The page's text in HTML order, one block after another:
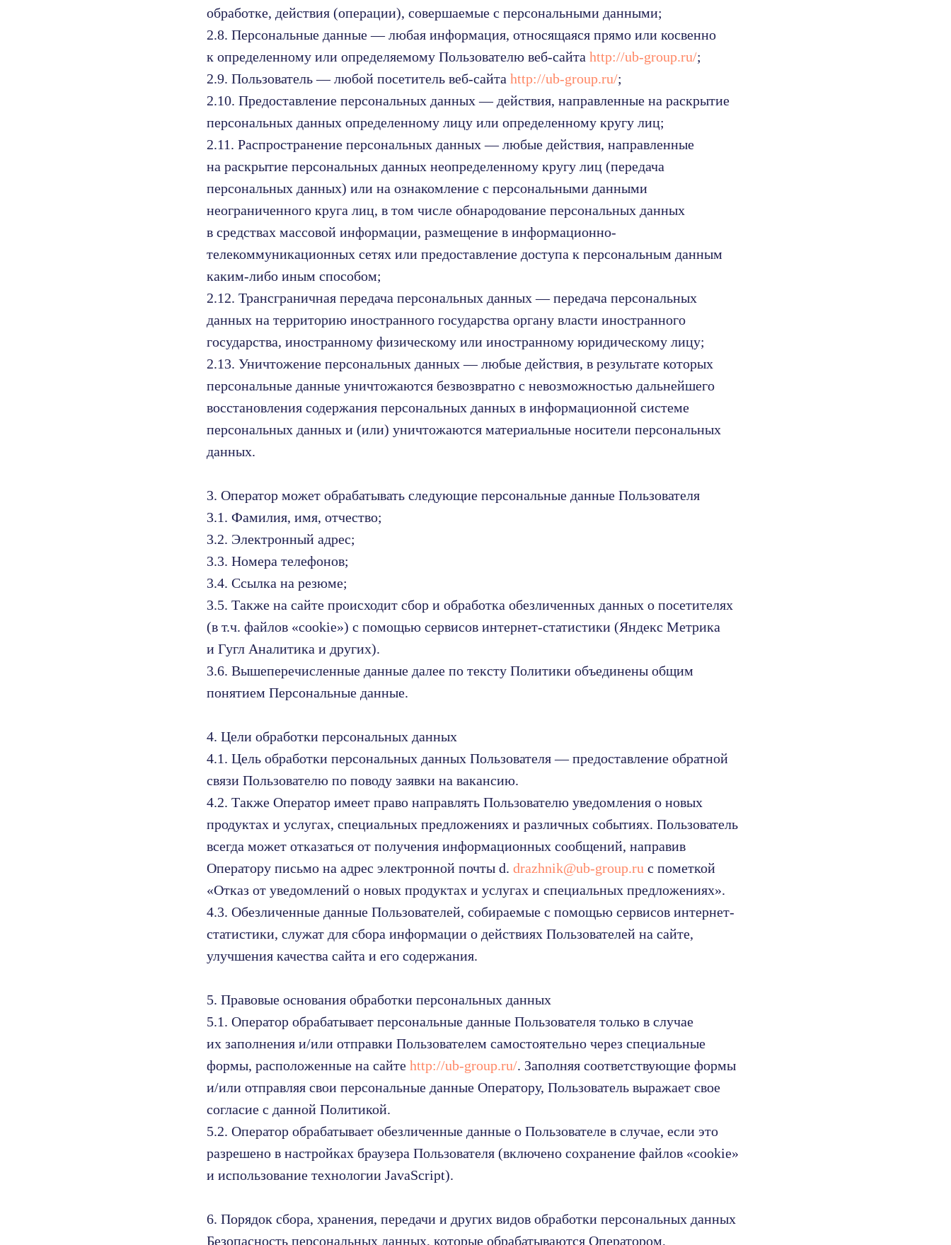
обработке, действия (операции), совершаемые с персональными данными;
2.8. Персональные данные — любая информация, относящаяся прямо или косвенно
к определенному или определяемому Пользователю веб-сайта http://ub-group.ru/;
2.9. Пользователь — любой посетитель веб-сайта http://ub-group.ru/;
2.10. Предоставление персональных данных — действия, направленные на раскрытие
персональных данных определенному лицу или определенному кругу лиц;
2.11. Распространение персональных данных — любые действия, направленные
на раскрытие персональных данных неопределенному кругу лиц (передача
персональных данных) или на ознакомление с персональными данными
неограниченного круга лиц, в том числе обнародование персональных данных
в средствах массовой информации, размещение в информационно-
телекоммуникационных сетях или предоставление доступа к персональным данным
каким-либо иным способом;
2.12. Трансграничная передача персональных данных — передача персональных
данных на территорию иностранного государства органу власти иностранного
государства, иностранному физическому или иностранному юридическому лицу;
2.13. Уничтожение персональных данных — любые действия, в результате которых
персональные данные уничтожаются безвозвратно с невозможностью дальнейшего
восстановления содержания персональных данных в информационной системе
персональных данных и (или) уничтожаются материальные носители персональных
данных.
3. Оператор может обрабатывать следующие персональные данные Пользователя
3.1. Фамилия, имя, отчество;
3.2. Электронный адрес;
3.3. Номера телефонов;
3.4. Ссылка на резюме;
3.5. Также на сайте происходит сбор и обработка обезличенных данных о посетителях
(в т.ч. файлов «cookie») с помощью сервисов интернет-статистики (Яндекс Метрика
и Гугл Аналитика и других).
3.6. Вышеперечисленные данные далее по тексту Политики объединены общим
понятием Персональные данные.
4. Цели обработки персональных данных
4.1. Цель обработки персональных данных Пользователя — предоставление обратной
связи Пользователю по поводу заявки на вакансию.
4.2. Также Оператор имеет право направлять Пользователю уведомления о новых
продуктах и услугах, специальных предложениях и различных событиях. Пользователь
всегда может отказаться от получения информационных сообщений, направив
Оператору письмо на адрес электронной почты d. drazhnik@ub-group.ru с пометкой
«Отказ от уведомлений о новых продуктах и услугах и специальных предложениях».
4.3. Обезличенные данные Пользователей, собираемые с помощью сервисов интернет-
статистики, служат для сбора информации о действиях Пользователей на сайте,
улучшения качества сайта и его содержания.
5. Правовые основания обработки персональных данных
5.1. Оператор обрабатывает персональные данные Пользователя только в случае
их заполнения и/или отправки Пользователем самостоятельно через специальные
формы, расположенные на сайте http://ub-group.ru/. Заполняя соответствующие формы
и/или отправляя свои персональные данные Оператору, Пользователь выражает свое
согласие с данной Политикой.
5.2. Оператор обрабатывает обезличенные данные о Пользователе в случае, если это
разрешено в настройках браузера Пользователя (включено сохранение файлов «cookie»
и использование технологии JavaScript).
6. Порядок сбора, хранения, передачи и других видов обработки персональных данных
Безопасность персональных данных, которые обрабатываются Оператором,